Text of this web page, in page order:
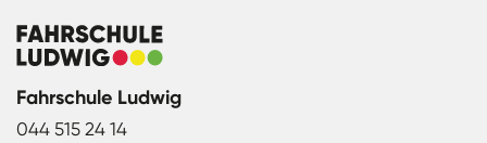
Fahrschule Ludwig
044 515 24 14